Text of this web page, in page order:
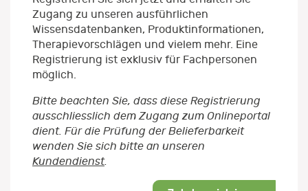
Zugang zu unseren ausführlichen
Wissensdatenbanken, Produktinformationen,
Therapievorschlägen und vielem mehr. Eine
Registrierung ist exklusiv für Fachpersonen
möglich.
Bitte beachten Sie, dass diese Registrierung
ausschliesslich dem Zugang zum Onlineportal
dient. Für die Prüfung der Belieferbarkeit
wenden Sie sich bitte an unseren
Kundendienst.